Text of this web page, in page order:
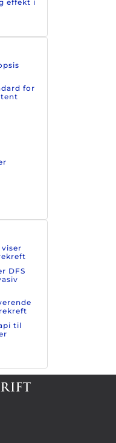
effekt i
for
DFS
til